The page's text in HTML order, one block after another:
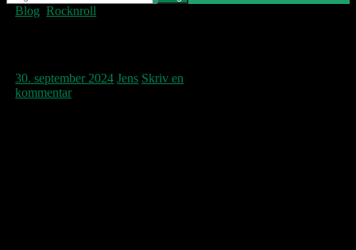
efter:
Blog ,Rocknroll
30. september 2024 Jens Skriv en
kommentar